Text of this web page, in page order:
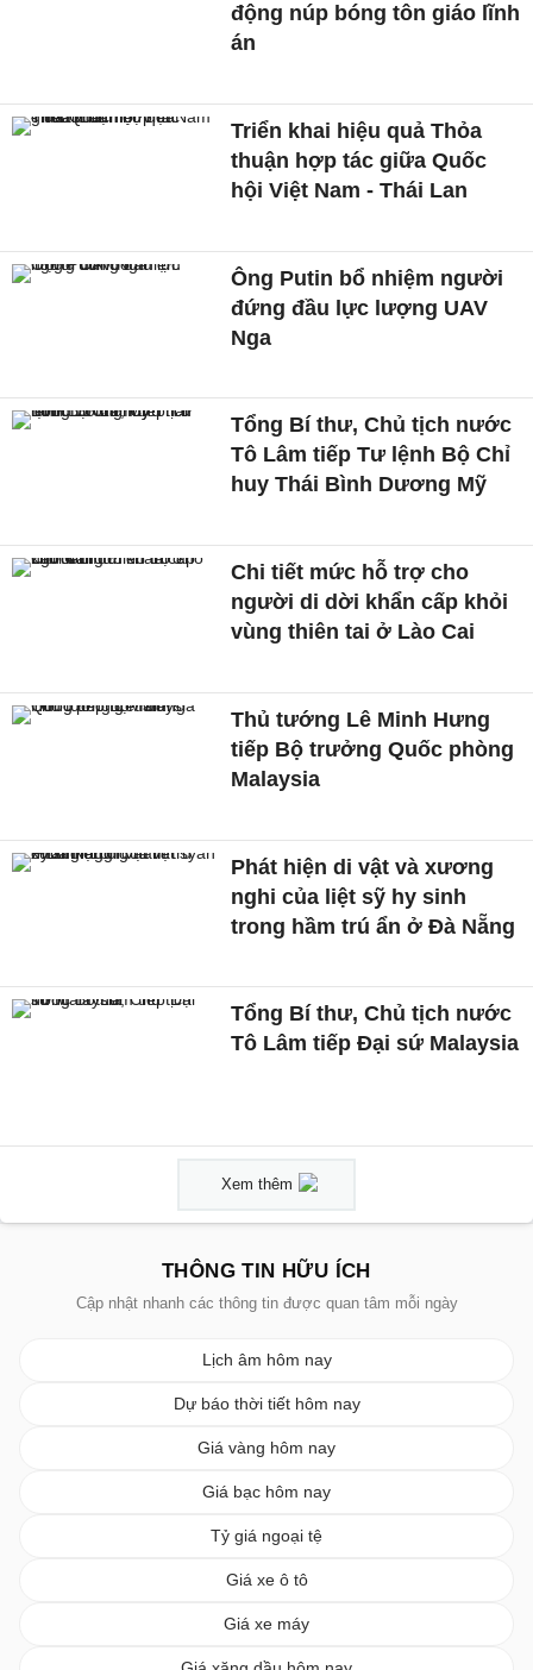
động núp bóng tôn giáo lĩnh
án
Triển khai hiệu quả Thỏa
thuận hợp tác giữa Quốc
hội Việt Nam - Thái Lan
Ông Putin bổ nhiệm người
đứng đầu lực lượng UAV
Nga
Tổng Bí thư, Chủ tịch nước
Tô Lâm tiếp Tư lệnh Bộ Chỉ
huy Thái Bình Dương Mỹ
Chi tiết mức hỗ trợ cho
người di dời khẩn cấp khỏi
vùng thiên tai ở Lào Cai
Thủ tướng Lê Minh Hưng
tiếp Bộ trưởng Quốc phòng
Malaysia
Phát hiện di vật và xương
nghi của liệt sỹ hy sinh
trong hầm trú ẩn ở Đà Nẵng
Tổng Bí thư, Chủ tịch nước
Tô Lâm tiếp Đại sứ Malaysia
Xem thêm
THÔNG TIN HỮU ÍCH
Cập nhật nhanh các thông tin được quan tâm mỗi ngày
Lịch âm hôm nay
Dự báo thời tiết hôm nay
Giá vàng hôm nay
Giá bạc hôm nay
Tỷ giá ngoại tệ
Giá xe ô tô
Giá xe máy